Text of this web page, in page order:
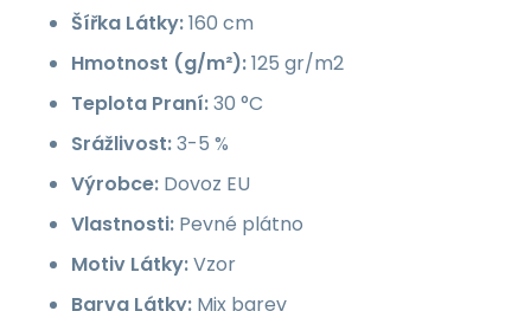
Šířka Látky:160 cm
Hmotnost (g/m²):125 gr/m2
Teplota Praní:30 °C
Srážlivost:3-5 %
Výrobce: Dovoz EU
Vlastnosti: Pevné plátno
Motiv Látky:Vzor
Barva Látky: Mix barev